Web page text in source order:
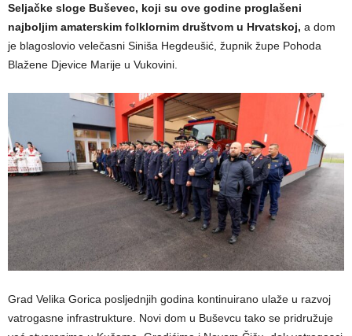
Seljačke sloge Buševec, koji su ove godine proglašeni
najboljim amaterskim folklornim društvom u Hrvatskoj, a dom
je blagoslovio velečasni Siniša Hegdeušić, župnik župe Pohoda
Blažene Djevice Marije u Vukovini.
Grad Velika Gorica posljednjih godina kontinuirano ulaže u razvoj
vatrogasne infrastrukture. Novi dom u Buševcu tako se pridružuje